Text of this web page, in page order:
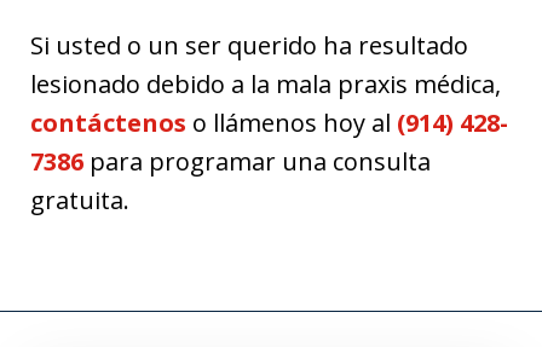
Si usted o un ser querido ha resultado
lesionado debido a la mala praxis médica,
contáctenos o llámenos hoy al (914) 428-
7386 para programar una consulta
gratuita.